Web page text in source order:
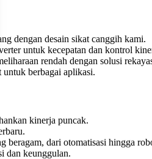
dengan desain sikat canggih kami.
untuk kecepatan dan kontrol
rendah dengan solusi
berbagai aplikasi.
kinerja puncak.
beragam, dari otomatisasi hingga
dan keunggulan.